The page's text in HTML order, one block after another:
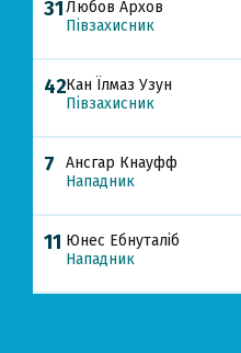
31Любов Архов
Півзахисник
42Кан Їлмаз Узун
Півзахисник
7
Ансгар Кнауфф
Нападник
11 Юнес Ебнуталіб
Нападник